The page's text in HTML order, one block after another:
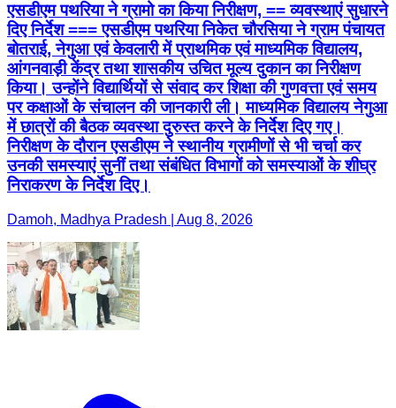
एसडीएम पथरिया ने ग्रामो का किया निरीक्षण, == व्यवस्थाएं सुधारने
दिए निर्देश === एसडीएम पथरिया निकेत चौरसिया ने ग्राम पंचायत
बोतराई, नेगुआ एवं केवलारी में प्राथमिक एवं माध्यमिक विद्यालय,
आंगनवाड़ी केंद्र तथा शासकीय उचित मूल्य दुकान का निरीक्षण
किया। उन्होंने विद्यार्थियों से संवाद कर शिक्षा की गुणवत्ता एवं समय
पर कक्षाओं के संचालन की जानकारी ली। माध्यमिक विद्यालय नेगुआ
में छात्रों की बैठक व्यवस्था दुरुस्त करने के निर्देश दिए गए।
निरीक्षण के दौरान एसडीएम ने स्थानीय ग्रामीणों से भी चर्चा कर
उनकी समस्याएं सुनीं तथा संबंधित विभागों को समस्याओं के शीघ्र
निराकरण के निर्देश दिए।
Damoh, Madhya Pradesh | Aug 8, 2026